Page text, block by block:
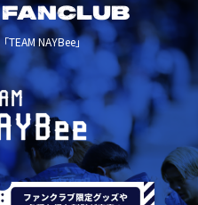
TEAM NAYBee」